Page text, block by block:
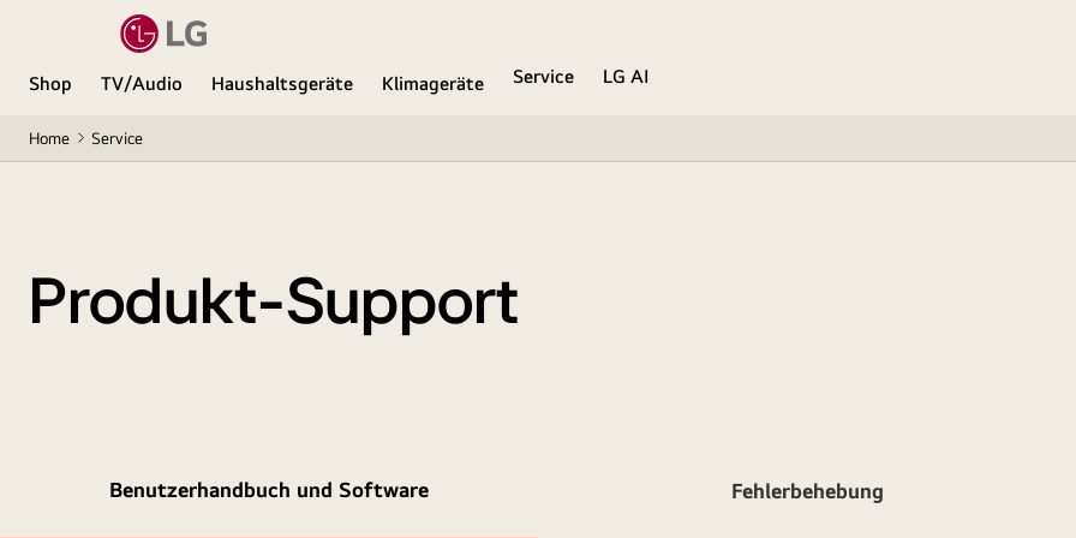
Shop TV/Audio Haushaltsgeräte Klimageräte Service
LG AI
Home Service
Produkt-Support
Benutzerhandbuch und Software Fehlerbehebung